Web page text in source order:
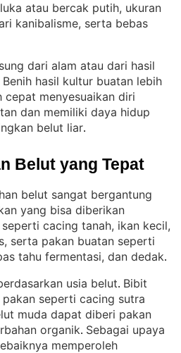
atau bercak putih, ukuran
kanibalisme, serta bebas
dari alam atau dari hasil
Benih hasil kultur buatan lebih
cepat menyesuaikan diri
dan memiliki daya hidup
belut liar.
Belut yang Tepat
belut sangat bergantung
yang bisa diberikan
cacing tanah, ikan kecil,
serta pakan buatan seperti
tahu fermentasi, dan dedak.
usia belut. Bibit
seperti cacing sutra
muda dapat diberi pakan
organik. Sebagai upaya
memperoleh